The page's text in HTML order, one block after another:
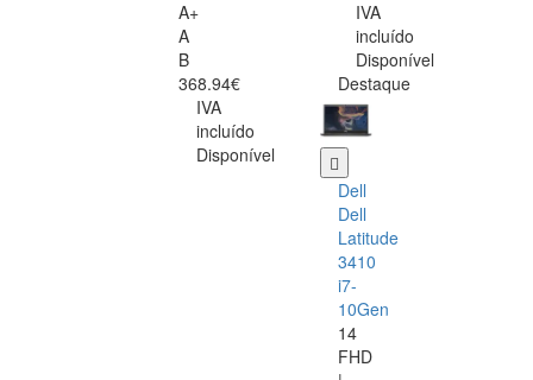
A+
A
B
368.94€
IVA
incluído
Disponível
IVA
incluído
Disponível
Destaque
Dell
Dell
Latitude
3410
i7-
10Gen
14
FHD